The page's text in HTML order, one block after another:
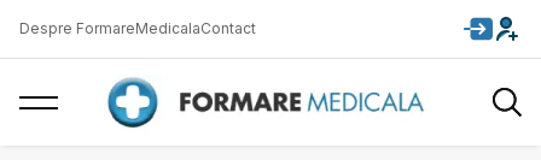
Despre FormareMedicalaContact